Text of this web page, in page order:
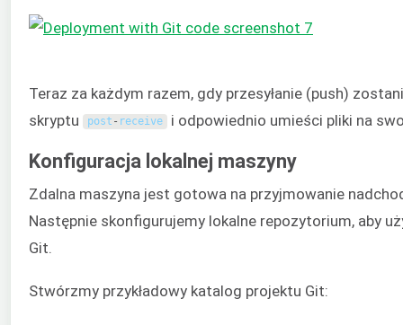
Teraz za każdym razem, gdy przesyłanie (push)
skryptu
post - receive i odpowiednio umieści pliki na
Konfiguracja lokalnej maszyny
Zdalna maszyna jest gotowa na przyjmowanie
Następnie skonfigurujemy lokalne repozytorium, aby
Git.
Stwórzmy przykładowy katalog projektu Git: